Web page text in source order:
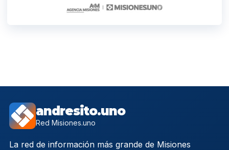
andresito.uno
Red Misiones.uno
La red de información más grande de Misiones